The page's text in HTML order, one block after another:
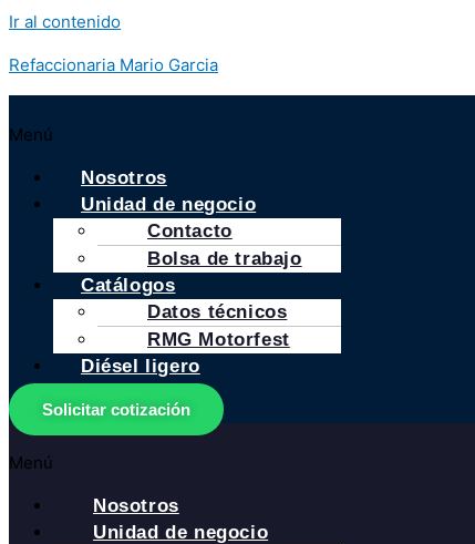
Ir al contenido
Refaccionaria Mario Garcia
Menú
Nosotros
Unidad de negocio
Contacto
Bolsa de trabajo
Catálogos
Datos técnicos
RMG Motorfest
Diésel ligero
Solicitar cotización
Menú
Nosotros
Unidad de negocio